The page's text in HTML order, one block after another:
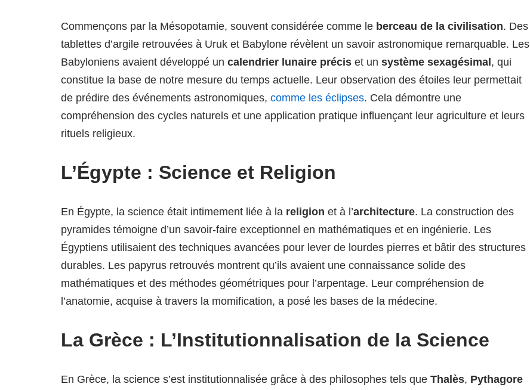
Commençons par la Mésopotamie, souvent considérée comme le berceau de la civilisation. Des
tablettes d’argile retrouvées à Uruk et Babylone révèlent un savoir astronomique remarquable. Les
Babyloniens avaient développé un calendrier lunaire précis et un système sexagésimal, qui
constitue la base de notre mesure du temps actuelle. Leur observation des étoiles leur permettait
de prédire des événements astronomiques, comme les éclipses. Cela démontre une
compréhension des cycles naturels et une application pratique influençant leur agriculture et leurs
rituels religieux.
L’Égypte : Science et Religion
En Égypte, la science était intimement liée à la religion et à l’architecture. La construction des
pyramides témoigne d’un savoir-faire exceptionnel en mathématiques et en ingénierie. Les
Égyptiens utilisaient des techniques avancées pour lever de lourdes pierres et bâtir des structures
durables. Les papyrus retrouvés montrent qu’ils avaient une connaissance solide des
mathématiques et des méthodes géométriques pour l’arpentage. Leur compréhension de
l’anatomie, acquise à travers la momification, a posé les bases de la médecine.
La Grèce : L’Institutionnalisation de la Science
En Grèce, la science s’est institutionnalisée grâce à des philosophes tels que Thalès, Pythagore